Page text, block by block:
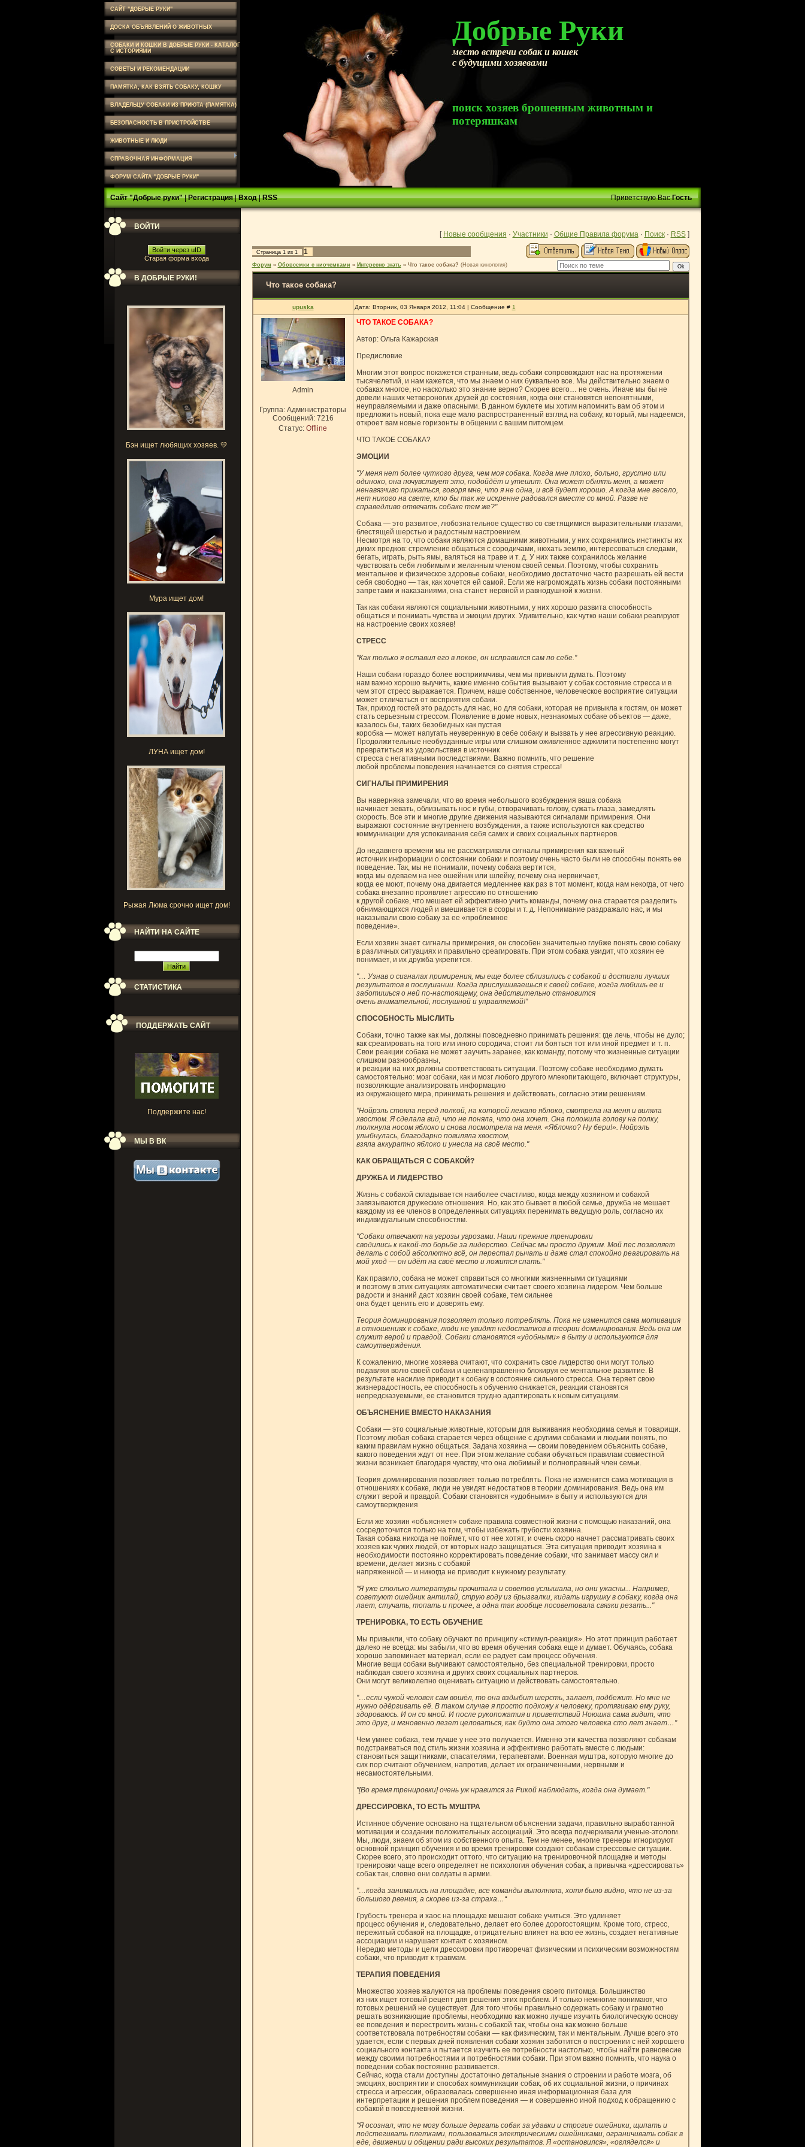
САЙТ "ДОБРЫЕ РУКИ"
ДОСКА ОБЪЯВЛЕНИЙ О ЖИВОТНЫХ
СОБАКИ И КОШКИ В ДОБРЫЕ РУКИ - КАТАЛОГ
С ИСТОРИЯМИ
СОВЕТЫ И РЕКОМЕНДАЦИИ
ПАМЯТКА, КАК ВЗЯТЬ СОБАКУ, КОШКУ
ВЛАДЕЛЬЦУ СОБАКИ ИЗ ПРИЮТА (ПАМЯТКА)
БЕЗОПАСНОСТЬ В ПРИСТРОЙСТВЕ
ЖИВОТНЫЕ И ЛЮДИ
СПРАВОЧНАЯ ИНФОРМАЦИЯ
ФОРУМ САЙТА "ДОБРЫЕ РУКИ"
Добрые Руки
место встречи собак и кошек
с будущими хозяевами
поиск хозяев брошенным животным и
потеряшкам
Сайт "Добрые руки"|Регистрация|Вход|RSS Приветствую Вас Гость
ВОЙТИ
Войти через uID
Старая форма входа
В ДОБРЫЕ РУКИ!
Бэн ищет любящих хозяев. 💛
Мура ищет дом!
ЛУНА ищет дом!
Рыжая Люма срочно ищет дом!
НАЙТИ НА САЙТЕ
СТАТИСТИКА
ПОДДЕРЖАТЬ САЙТ
Поддержите нас!
МЫ В ВК
[ Новые сообщения · Участники · Общие Правила форума· Поиск· RSS]
Страница 1из 1 1
Форум » Обовсемки с ниочемками » Интересно знать » Что такое собака? (Новая кинология)
Что такое собака?
upuska Дата: Вторник, 03 Января 2012, 11:04 | Сообщение # 1
Admin
Группа: Администраторы
Сообщений: 7216
Статус: Offline
ЧТО ТАКОЕ СОБАКА?
Автор: Ольга Кажарская
Предисловие
Многим этот вопрос покажется странным, ведь собаки сопровождают нас на протяжении
тысячелетий, и нам кажется, что мы знаем о них буквально все. Мы действительно знаем о
собаках многое, но насколько это знание верно? Скорее всего… не очень. Иначе мы бы не
довели наших четвероногих друзей до состояния, когда они становятся непонятными,
неуправляемыми и даже опасными. В данном буклете мы хотим напомнить вам об этом и
предложить новый, пока еще мало распространенный взгляд на собаку, который, мы надеемся,
откроет вам новые горизонты в общении c вашим питомцем.
ЧТО ТАКОЕ СОБАКА?
ЭМОЦИИ
"У меня нет более чуткого друга, чем моя собака. Когда мне плохо, больно, грустно или
одиноко, она почувствует это, подойдёт и утешит. Она может обнять меня, а может
ненавязчиво прижаться, говоря мне, что я не одна, и всё будет хорошо. А когда мне весело,
нет никого на свете, кто бы так же искренне радовался вместе со мной. Разве не
справедливо отвечать собаке тем же?"
Собака — это развитое, любознательное существо со светящимися выразительными глазами,
блестящей шерстью и радостным настроением.
Несмотря на то, что собаки являются домашними животными, у них сохранились инстинкты их
диких предков: стремление общаться с сородичами, нюхать землю, интересоваться следами,
бегать, играть, рыть ямы, валяться на траве и т. д. У них также сохранилось желание
чувствовать себя любимым и желанным членом своей семьи. Поэтому, чтобы сохранить
ментальное и физическое здоровье собаки, необходимо достаточно часто разрешать ей вести
себя свободно — так, как хочется ей самой. Если же нагромождать жизнь собаки постоянными
запретами и наказаниями, она станет нервной и равнодушной к жизни.
Так как собаки являются социальными животными, у них хорошо развита способность
общаться и понимать чувства и эмоции других. Удивительно, как чутко наши собаки реагируют
на настроение своих хозяев!
СТРЕСС
"Как только я оставил его в покое, он исправился сам по себе."
Наши собаки гораздо более восприимчивы, чем мы привыкли думать. Поэтому
нам важно хорошо выучить, какие именно события вызывают у собак состояние стресса и в
чем этот стресс выражается. Причем, наше собственное, человеческое восприятие ситуации
может отличаться от восприятия собаки.
Так, приход гостей это радость для нас, но для собаки, которая не привыкла к гостям, он может
стать серьезным стрессом. Появление в доме новых, незнакомых собаке объектов — даже,
казалось бы, таких безобидных как пустая
коробка — может напугать неуверенную в себе собаку и вызвать у нее агрессивную реакцию.
Продолжительные необузданные игры или слишком оживленное аджилити постепенно могут
превратиться из удовольствия в источник
стресса с негативными последствиями. Важно помнить, что решение
любой проблемы поведения начинается со снятия стресса!
СИГНАЛЫ ПРИМИРЕНИЯ
Вы наверняка замечали, что во время небольшого возбуждения ваша собака
начинает зевать, облизывать нос и губы, отворачивать голову, сужать глаза, замедлять
скорость. Все эти и многие другие движения называются сигналами примирения. Они
выражают состояние внутреннего возбуждения, а также используются как средство
коммуникации для успокаивания себя самих и своих социальных партнеров.
До недавнего времени мы не рассматривали сигналы примирения как важный
источник информации о состоянии собаки и поэтому очень часто были не способны понять ее
поведение. Так, мы не понимали, почему собака вертится,
когда мы одеваем на нее ошейник или шлейку, почему она нервничает,
когда ее моют, почему она двигается медленнее как раз в тот момент, когда нам некогда, от чего
собака внезапно проявляет агрессию по отношению
к другой собаке, что мешает ей эффективно учить команды, почему она старается разделить
обнимающихся людей и вмешивается в ссоры и т. д. Непонимание раздражало нас, и мы
наказывали свою собаку за ее «проблемное
поведение».
Если хозяин знает сигналы примирения, он способен значительно глубже понять свою собаку
в различных ситуациях и правильно среагировать. При этом собака увидит, что хозяин ее
понимает, и их дружба укрепится.
"… Узнав о сигналах примирения, мы еще более сблизились с собакой и достигли лучших
результатов в послушании. Когда прислушиваешься к своей собаке, когда любишь ее и
заботишься о ней по-настоящему, она действительно становится
очень внимательной, послушной и управляемой!"
СПОСОБНОСТЬ МЫСЛИТЬ
Собаки, точно также как мы, должны повседневно принимать решения: где лечь, чтобы не дуло;
как среагировать на того или иного сородича; стоит ли бояться тот или иной предмет и т. п.
Свои реакции собака не может заучить заранее, как команду, потому что жизненные ситуации
слишком разнообразны,
и реакции на них должны соответствовать ситуации. Поэтому собаке необходимо думать
самостоятельно: мозг собаки, как и мозг любого другого млекопитающего, включает структуры,
позволяющие анализировать информацию
из окружающего мира, принимать решения и действовать, согласно этим решениям.
"Нойрэль стояла перед полкой, на которой лежало яблоко, смотрела на меня и виляла
хвостом. Я сделала вид, что не поняла, что она хочет. Она положила голову на полку,
толкнула носом яблоко и снова посмотрела на меня. «Яблочко? Ну бери!». Нойрэль
улыбнулась, благодарно повиляла хвостом,
взяла аккуратно яблоко и унесла на своё место."
КАК ОБРАЩАТЬСЯ С СОБАКОЙ?
ДРУЖБА И ЛИДЕРСТВО
Жизнь с собакой складывается наиболее счастливо, когда между хозяином и собакой
завязываются дружеские отношения. Но, как это бывает в любой семье, дружба не мешает
каждому из ее членов в определенных ситуациях перенимать ведущую роль, согласно их
индивидуальным способностям.
"Собаки отвечают на угрозы угрозами. Наши прежние тренировки
сводились к какой-то борьбе за лидерство. Сейчас мы просто дружим. Мой пес позволяет
делать с собой абсолютно всё, он перестал рычать и даже стал спокойно реагировать на
мой уход — он идёт на своё место и ложится спать."
Как правило, собака не может справиться со многими жизненными ситуациями
и поэтому в этих ситуациях автоматически считает своего хозяина лидером. Чем больше
радости и знаний даст хозяин своей собаке, тем сильнее
она будет ценить его и доверять ему.
Теория доминирования позволяет только потреблять. Пока не изменится сама мотивация
в отношениях к собаке, люди не увидят недостатков в теории доминирования. Ведь она им
служит верой и правдой. Собаки становятся «удобными» в быту и используются для
самоутверждения.
К сожалению, многие хозяева считают, что сохранить свое лидерство они могут только
подавляя волю своей собаки и целенаправленно блокируя ее ментальное развитие. В
результате насилие приводит к собаку в состояние сильного стресса. Она теряет свою
жизнерадостность, ее способность к обучению снижается, реакции становятся
непредсказуемыми, ее становится трудно адаптировать к новым ситуациям.
ОБЪЯСНЕНИЕ ВМЕСТО НАКАЗАНИЯ
Собаки — это социальные животные, которым для выживания необходима семья и товарищи.
Поэтому любая собака старается через общение с другими собаками и людьми понять, по
каким правилам нужно общаться. Задача хозяина — своим поведением объяснить собаке,
какого поведения ждут от нее. При этом желание собаки обучаться правилам совместной
жизни возникает благодаря чувству, что она любимый и полноправный член семьи.
Теория доминирования позволяет только потреблять. Пока не изменится сама мотивация в
отношениях к собаке, люди не увидят недостатков в теории доминирования. Ведь она им
служит верой и правдой. Собаки становятся «удобными» в быту и используются для
самоутверждения
Если же хозяин «объясняет» собаке правила совместной жизни с помощью наказаний, она
сосредоточится только на том, чтобы избежать грубости хозяина.
Такая собака никогда не поймет, что от нее хотят, и очень скоро начнет рассматривать своих
хозяев как чужих людей, от которых надо защищаться. Эта ситуация приводит хозяина к
необходимости постоянно корректировать поведение собаки, что занимает массу сил и
времени, делает жизнь с собакой
напряженной — и никогда не приводит к нужному результату.
"Я уже столько литературы прочитала и советов услышала, но они ужасны... Например,
советуют ошейник антилай, струю воду из брызгалки, кидать игрушку в собаку, когда она
лает, стучать, топать и прочее, а одна так вообще посоветовала связки резать..."
ТРЕНИРОВКА, ТО ЕСТЬ ОБУЧЕНИЕ
Мы привыкли, что собаку обучают по принципу «стимул-реакция». Но этот принцип работает
далеко не всегда: мы забыли, что во время обучения собака еще и думает. Обучаясь, собака
хорошо запоминает материал, если ее радует сам процесс обучения.
Многие вещи собаки выучивают самостоятельно, без специальной тренировки, просто
наблюдая своего хозяина и других своих социальных партнеров.
Они могут великолепно оценивать ситуацию и действовать самостоятельно.
"…если чужой человек сам вошёл, то она вздыбит шерсть, залает, подбежит. Но мне не
нужно одёргивать её. В таком случае я просто подхожу к человеку, протягиваю ему руку,
здороваюсь. И он со мной. И после рукопожатия и приветствий Ноюшка сама видит, что
это друг, и мгновенно лезет целоваться, как будто она этого человека сто лет знает…"
Чем умнее собака, тем лучше у нее это получается. Именно эти качества позволяют собакам
подстраиваться под стиль жизни хозяина и эффективно работать вместе с людьми:
становиться защитниками, спасателями, терапевтами. Военная муштра, которую многие до
сих пор считают обучением, напротив, делает их ограниченными, нервными и
несамостоятельными.
"[Во время тренировки] очень уж нравится за Рикой наблюдать, когда она думает."
ДРЕССИРОВКА, ТО ЕСТЬ МУШТРА
Истинное обучение основано на тщательном объяснении задачи, правильно выработанной
мотивации и создании положительных ассоциаций. Это всегда подчеркивали ученые-этологи.
Мы, люди, знаем об этом из собственного опыта. Тем не менее, многие тренеры игнорируют
основной принцип обучения и во время тренировки создают собакам стрессовые ситуации.
Скорее всего, это происходит оттого, что ситуацию на тренировочной площадке и методы
тренировки чаще всего определяет не психология обучения собак, а привычка «дрессировать»
собак так, словно они солдаты в армии.
"…когда занимались на площадке, все команды выполняла, хотя было видно, что не из-за
большого рвения, а скорее из-за страха…“
Грубость тренера и хаос на площадке мешают собаке учиться. Это удлиняет
процесс обучения и, следовательно, делает его более дорогостоящим. Кроме того, стресс,
пережитый собакой на площадке, отрицательно влияет на всю ее жизнь, создает негативные
ассоциации и нарушает контакт с хозяином.
Нередко методы и цели дрессировки противоречат физическим и психическим возможностям
собаки, что приводит к травмам.
ТЕРАПИЯ ПОВЕДЕНИЯ
Множество хозяев жалуются на проблемы поведения своего питомца. Большинство
из них ищет готовый рецепт для решения этих проблем. И только немногие понимают, что
готовых решений не существует. Для того чтобы правильно содержать собаку и грамотно
решать возникающие проблемы, необходимо как можно лучше изучить биологическую основу
ее поведения и перестроить жизнь с собакой так, чтобы она как можно больше
соответствовала потребностям собаки — как физическим, так и ментальным. Лучше всего это
удается, если с первых дней появления собаки хозяин заботится о построении с ней хорошего
социального контакта и пытается изучить ее потребности настолько, чтобы найти равновесие
между своими потребностями и потребностями собаки. При этом важно помнить, что наука о
поведении собак постоянно развивается.
Сейчас, когда стали доступны достаточно детальные знания о строении и работе мозга, об
эмоциях, восприятии и способах коммуникации собак, об их социальной жизни, о причинах
стресса и агрессии, образовалась совершенно иная информационная база для
интерпретации и решения проблем поведения — и совершенно иной подход к обращению с
собакой в повседневной жизни.
"Я осознал, что не могу больше дергать собак за удавки и строгие ошейники, щипать и
подстегивать плетками, пользоваться электрическими ошейниками, ограничивать собак в
еде, движении и общении ради высоких результатов. Я «остановился», «огляделся» и